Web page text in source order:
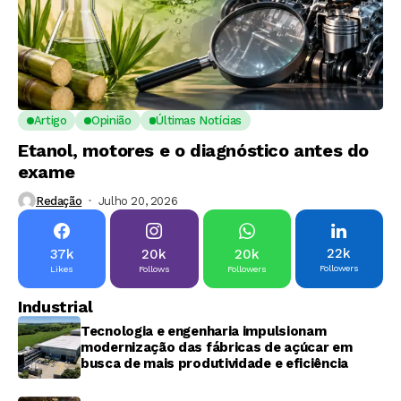
Artigo Opinião Últimas Notícias
Etanol, motores e o diagnóstico antes do
exame
Redação Julho 20, 2026
37k
Likes
20k
Follows
20k
Followers
22k
Followers
Industrial
Tecnologia e engenharia impulsionam
modernização das fábricas de açúcar em
busca de mais produtividade e eficiência